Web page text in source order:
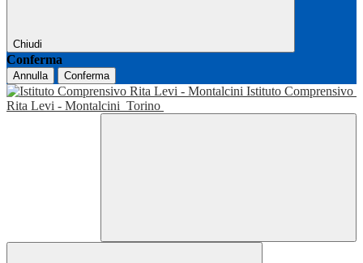
Chiudi
Conferma
Annulla Conferma
Istituto Comprensivo
Rita Levi - Montalcini Torino